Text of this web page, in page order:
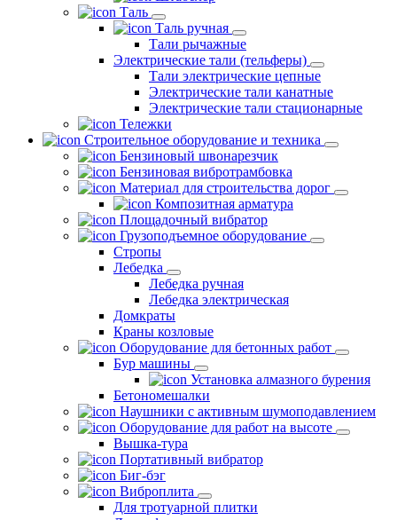
Таль
Таль ручная
Тали рычажные
Электрические тали (тельферы)
Тали электрические цепные
Электрические тали канатные
Электрические тали стационарные
Тележки
Строительное оборудование и техника
Бензиновый швонарезчик
Бензиновая вибротрамбовка
Материал для строительства дорог
Композитная арматура
Площадочный вибратор
Грузоподъемное оборудование
Стропы
Лебедка
Лебедка ручная
Лебедка электрическая
Домкраты
Краны козловые
Оборудование для бетонных работ
Бур машины
Установка алмазного бурения
Бетономешалки
Наушники с активным шумоподавлением
Оборудование для работ на высоте
Вышка-тура
Портативный вибратор
Биг-бэг
Виброплита
Для тротуарной плитки